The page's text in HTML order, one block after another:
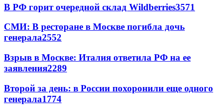
В РФ горит очередной склад Wildberries3571
СМИ: В ресторане в Москве погибла дочь
генерала2552
Взрыв в Москве: Италия ответила РФ на ее
заявления2289
Второй за день: в России похоронили еще одного
генерала1774